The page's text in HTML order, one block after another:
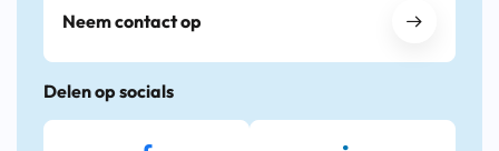
Neem contact op
Delen op socials